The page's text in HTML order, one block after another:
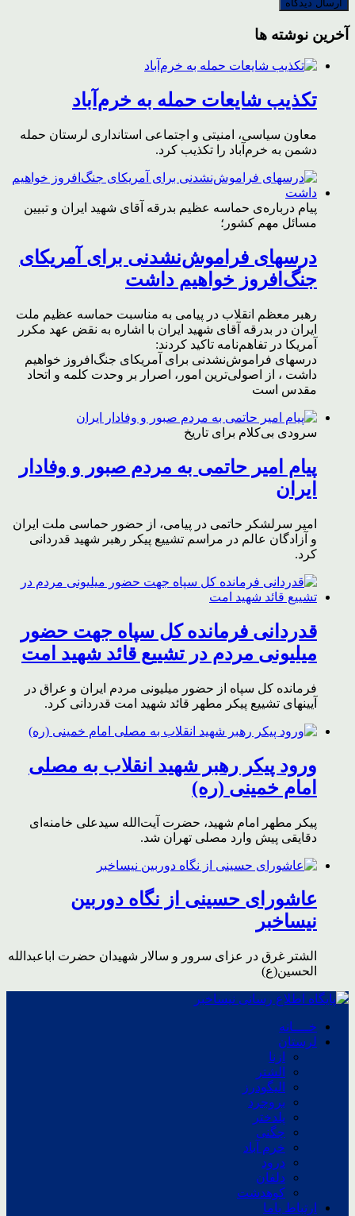
آخرین نوشته ها
تکذیب شایعات حمله به خرم‌آباد
معاون سیاسی، امنیتی و اجتماعی استانداری لرستان حمله
دشمن به خرم‌آباد را تکذیب کرد.
پیام درباره‌ی حماسه عظیم بدرقه آقای شهید ایران و تبیین
مسائل مهم کشور؛
درسهای فراموش‌نشدنی برای آمریکای
جنگ‌افروز خواهیم داشت
رهبر معظم انقلاب در پیامی به مناسبت حماسه عظیم ملت
ایران در بدرقه آقای شهید ایران با اشاره به نقض عهد مکرر
آمریکا در تفاهم‌نامه تاکید کردند:
درسهای فراموش‌نشدنی برای آمریکای جنگ‌افروز خواهیم
داشت ، از اصولی‌ترین امور، اصرار بر وحدت کلمه و اتحاد
مقدس است
سرودی بی‌کلام برای تاریخ
پیام امیر حاتمی به مردم صبور و وفادار
ایران
امیر سرلشکر حاتمی در پیامی، از حضور حماسی ملت ایران
و آزادگان عالم در مراسم تشییع پیکر رهبر شهید قدردانی
کرد.
قدردانی فرمانده کل سپاه جهت حضور
میلیونی مردم در تشییع قائد شهید امت
فرمانده کل سپاه از حضور میلیونی مردم ایران و عراق در
آیینهای تشییع پیکر مطهر قائد شهید امت قدردانی کرد.
ورود پیکر رهبر شهید انقلاب به مصلی
امام خمینی (ره)
پیکر مطهر امام شهید،‌ حضرت آیت‌الله سیدعلی خامنه‌ای
دقایقی پیش وارد مصلی تهران شد.
عاشورای حسینی از نگاه دوربین
نیساخبر
الشتر غرق در عزای سرور و سالار شهیدان حضرت اباعبدالله
الحسین(ع)
خــــانه
لرستان
ازنا
الشتر
الیگودرز
بروجرد
پلدختر
چگنی
خرم آباد
درود
دلفان
کوهدشت
ارتباط باما